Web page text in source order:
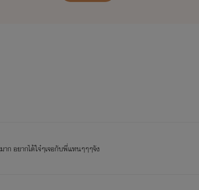
#วิศวะหล่อบอกด้วย
ก อยากได้ใจ๋ๆเจอกับพี่แทนๆๆๆจัง